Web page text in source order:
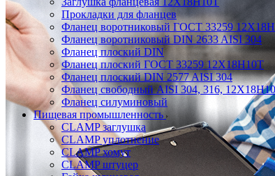
Прокладки для фланцев
Фланец воротниковый ГОСТ 33259
Фланец воротниковый DIN 2633 AISI 304
Фланец плоский DIN
Фланец плоский ГОСТ 33259 12Х18Н10Т
Фланец плоский DIN 2577 AISI 304
Фланец свободный AISI 304, 316,
Фланец силуминовый
Пищевая промышленность
CLAMP заглушка
CLAMP уплотнение
CLAMP хомут
CLAMP штуцер